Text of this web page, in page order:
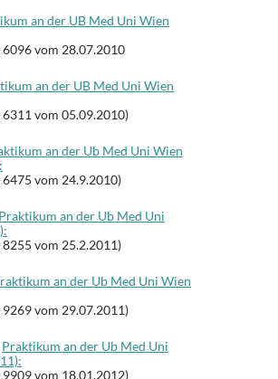
an der UB Med Uni Wien
6096 vom 28.07.2010
an der UB Med Uni Wien
6311 vom 05.09.2010)
an der Ub Med Uni Wien
6475 vom 24.9.2010)
Praktikum an der Ub Med Uni
8255 vom 25.2.2011)
an der Ub Med Uni Wien
9269 vom 29.07.2011)
Praktikum an der Ub Med Uni
9909 vom 18.01.2012)